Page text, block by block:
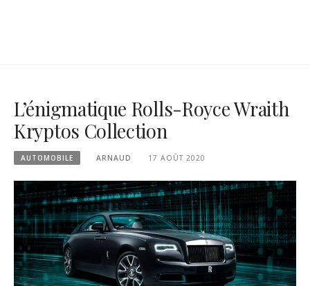
L’énigmatique Rolls-Royce Wraith
Kryptos Collection
AUTOMOBILE ARNAUD 17 AOÛT 2020